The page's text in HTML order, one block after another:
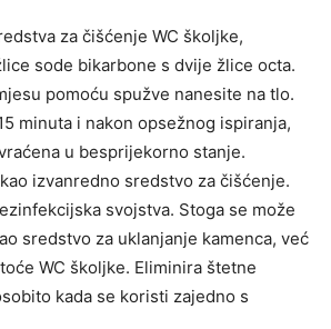
za čišćenje WC školjke,
sode bikarbone s dvije žlice octa.
pomoću spužve nanesite na tlo.
minuta i nakon opsežnog ispiranja,
u besprijekorno stanje.
izvanredno sredstvo za čišćenje.
svojstva. Stoga se može
sredstvo za uklanjanje kamenca, već
WC školjke. Eliminira štetne
kada se koristi zajedno s